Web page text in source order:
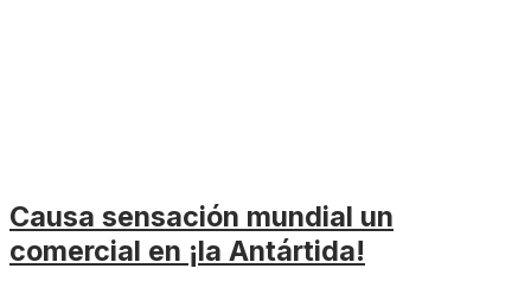
Causa sensación mundial un
comercial en ¡la Antártida!